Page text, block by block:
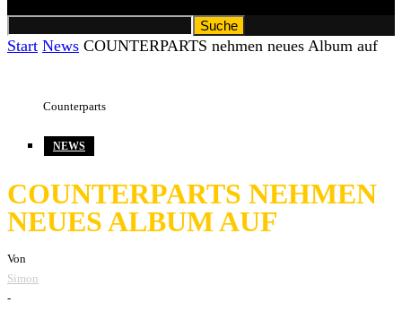
Start News COUNTERPARTS nehmen neues Album auf
Counterparts
NEWS
COUNTERPARTS NEHMEN
NEUES ALBUM AUF
Von
Simon
-